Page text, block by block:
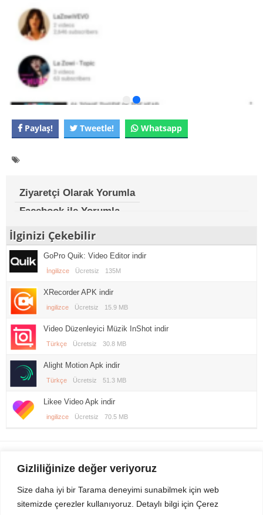
Gizliliğinize değer veriyoruz
Size daha iyi bir Tarama deneyimi sunabilmek için web
sitemizde çerezler kullanıyoruz. Detaylı bilgi için Çerez
Paylaş! Tweetle! Whatsapp
Ziyaretçi Olarak Yorumla
Facebook ile Yorumla
İlginizi Çekebilir
GoPro Quik: Video Editor indir
İngilizce Ücretsiz 135M
XRecorder APK indir
ingilizce Ücretsiz 15.9 MB
Video Düzenleyici Müzik InShot indir
Türkçe Ücretsiz 30.8 MB
Alight Motion Apk indir
Türkçe Ücretsiz 51.3 MB
Likee Video Apk indir
ingilizce Ücretsiz 70.5 MB
Gezi Seyahat indirvip apk
Sitemizden Son sürüm Program, Android Uygulama, Android Oyun, Apk